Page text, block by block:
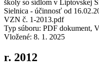
školy so sídlom v Liptovskej
Sielnica - účinnosť od
VZN č. 1-2013.pdf
Typ súboru: PDF dokument,
Vložené: 8. 1. 2025
r. 2012